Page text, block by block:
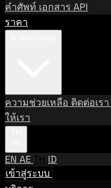
คำศัพท์ เอกสาร API
ราคา
ความช่วยเหลือ ติดต่อเรา
ให้เรา
EN AE TH ID
เข้าสู่ระบบ